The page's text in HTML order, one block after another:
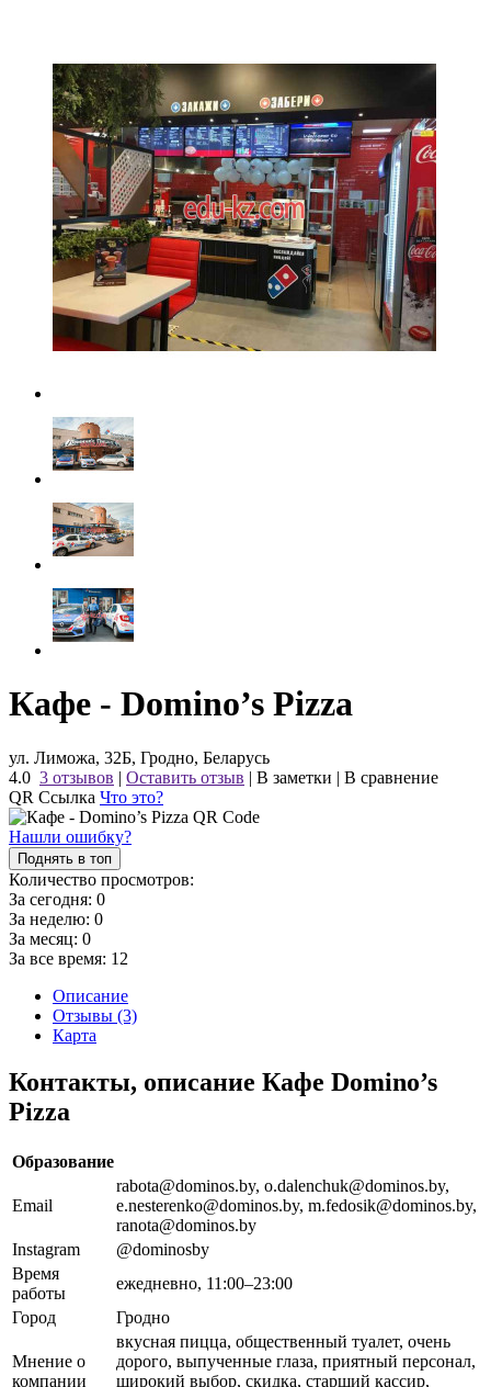
Кафе - Domino’s Pizza
ул. Лиможа, 32Б, Гродно, Беларусь
4.0 3 отзывов | Оставить отзыв | В заметки | В сравнение
QR Ссылка Что это?
Нашли ошибку?
Поднять в топ
Количество просмотров:
За сегодня: 0
За неделю: 0
За месяц: 0
За все время: 12
Описание
Отзывы (3)
Карта
Контакты, описание Кафе Domino’s
Pizza
Образование
Email
rabota@dominos.by, o.dalenchuk@dominos.by,
e.nesterenko@dominos.by, m.fedosik@dominos.by,
ranota@dominos.by
Instagram
@dominosby
Время
работы
ежедневно, 11:00–23:00
Город
Гродно
Мнение о
компании
вкусная пицца, общественный туалет, очень
дорого, выпученные глаза, приятный персонал,
широкий выбор, скидка, старший кассир,